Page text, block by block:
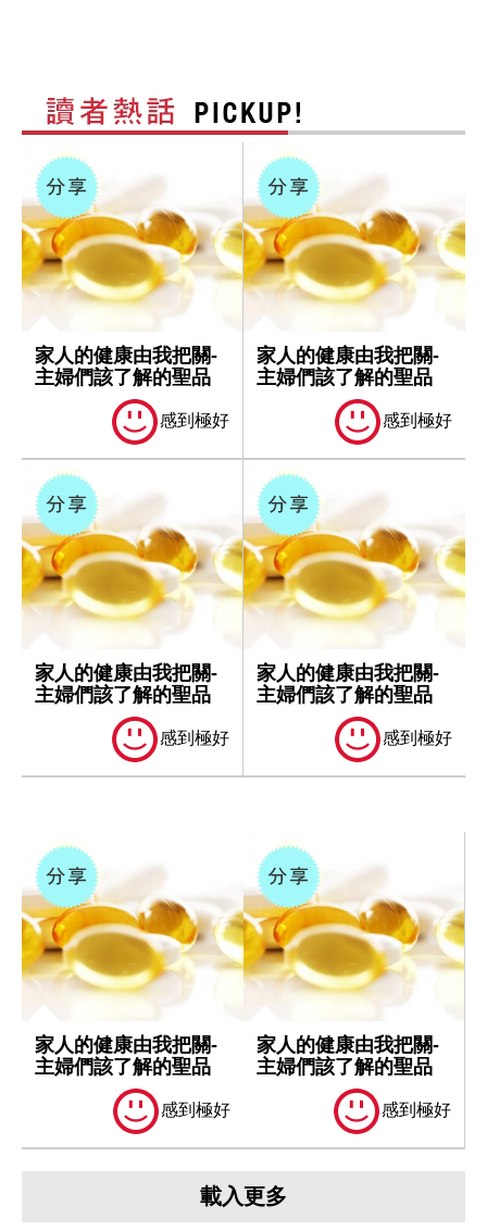
家人的健康由我把關-
主婦們該了解的聖品
感到極好
家人的健康由我把關-
主婦們該了解的聖品
感到極好
家人的健康由我把關-
主婦們該了解的聖品
感到極好
家人的健康由我把關-
主婦們該了解的聖品
感到極好
家人的健康由我把關-
主婦們該了解的聖品
感到極好
家人的健康由我把關-
主婦們該了解的聖品
感到極好
載入更多